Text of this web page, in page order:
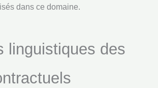
dans ce domaine.
linguistiques des